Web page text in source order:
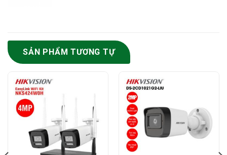
SẢN PHẨM TƯƠNG TỰ